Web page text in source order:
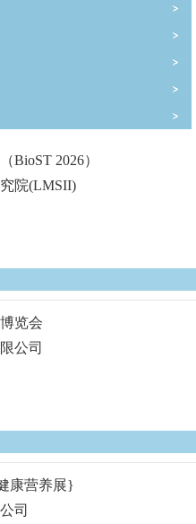
BioST 2026）
院(LMSII)
览会
公司
康营养展}
司